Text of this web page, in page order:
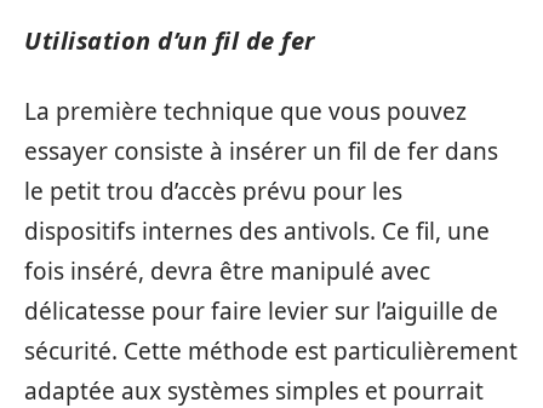
Utilisation d’un fil de fer
La première technique que vous pouvez
essayer consiste à insérer un fil de fer dans
le petit trou d’accès prévu pour les
dispositifs internes des antivols. Ce fil, une
fois inséré, devra être manipulé avec
délicatesse pour faire levier sur l’aiguille de
sécurité. Cette méthode est particulièrement
adaptée aux systèmes simples et pourrait